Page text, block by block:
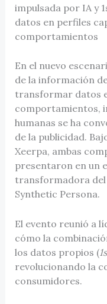
impulsada por IA y
datos en perfiles
comportamientos
En el nuevo
de la información
transformar datos
comportamientos,
humanas se ha
de la publicidad.
Xeerpa, ambas
presentaron en un
transformadora del
Synthetic Persona.
El evento reunió a
cómo la
los datos propios (
revolucionando la
consumidores.